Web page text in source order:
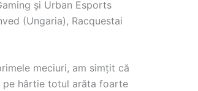
și Urban Esports
(Ungaria), Racquestai
meciuri, am simțit că
pe hârtie totul arăta foarte